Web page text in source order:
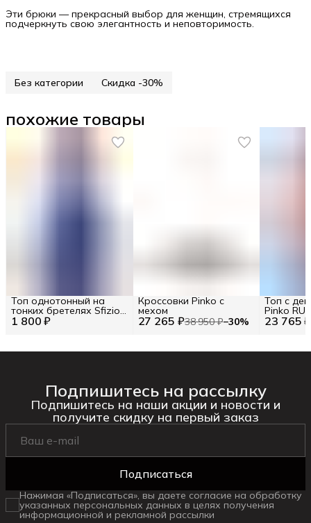
Эти брюки — прекрасный выбор для женщин, стремящихся
подчеркнуть свою элегантность и неповторимость.
Без категории Скидка -30%
похожие товары
1 800 ₽
Топ однотонный на
тонких бретелях Sfizio
RU 44 / EU 38 / S 27 265 ₽38 950 ₽−30%
Кроссовки Pinko с
мехом
23 765 ₽
Топ с
Pinko RU
Подпишитесь на рассылку
Подпишитесь на наши акции и новости и
получите скидку на первый заказ
Подписаться
Нажимая «Подписаться», вы даете согласие на обработку
указанных персональных данных в целях получения
информационной и рекламной рассылки